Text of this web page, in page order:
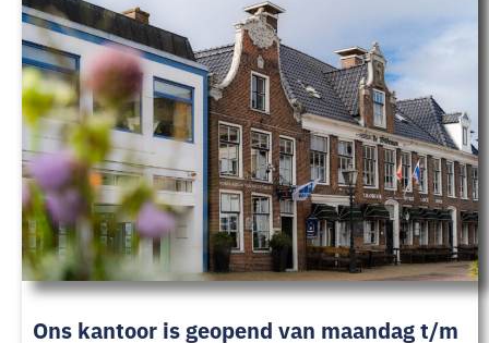
Ons kantoor is geopend van maandag t/m